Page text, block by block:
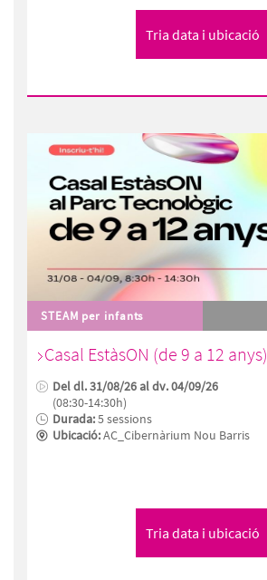
STEAM per infants
Casal EstàsON (de 9 a 12 anys)
Del dl. 31/08/26 al dv. 04/09/26
(08:30-14:30h)
Durada:5 sessions
Ubicació:AC_Cibernàrium Nou Barris